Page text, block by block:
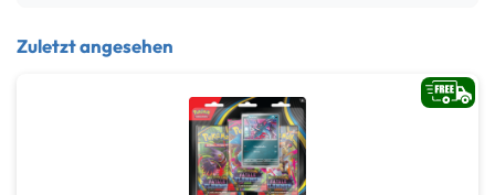
Zuletzt angesehen